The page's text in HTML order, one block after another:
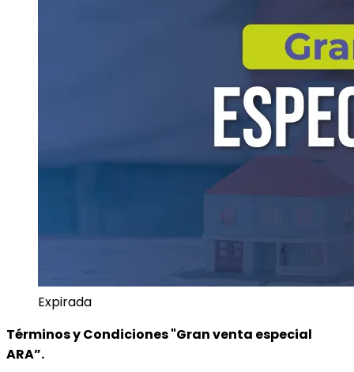
Expirada
Términos y Condiciones "Gran venta especial
ARA”.